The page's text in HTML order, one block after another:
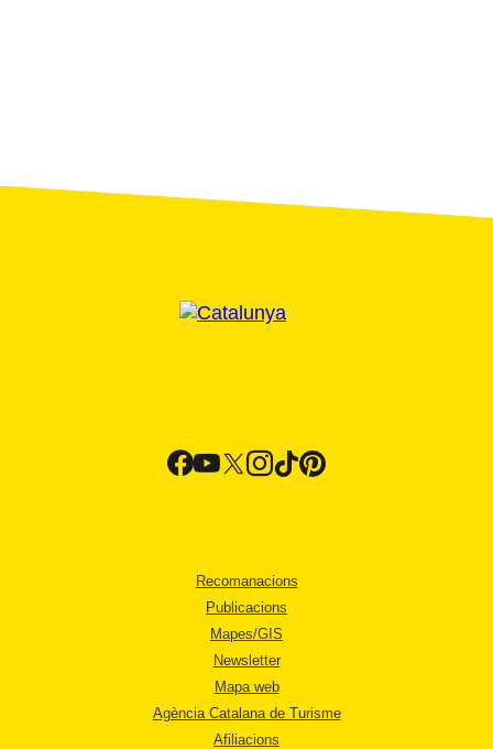
Recomanacions
Publicacions
Mapes/GIS
Newsletter
Mapa web
Agència Catalana de Turisme
Afiliacions